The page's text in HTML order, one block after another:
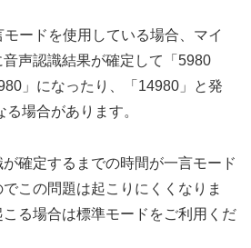
ードを使用している場合、マイ
声認識結果が確定して「5980
」になったり、「14980」と発
場合があります。
確定するまでの時間が一言モード
この問題は起こりにくくなりま
る場合は標準モードをご利用くだ